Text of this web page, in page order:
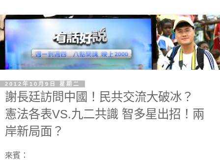
2012年10月9日 星期二
謝長廷訪問中國！民共交流大破冰？
憲法各表VS.九二共識 智多星出招！兩
岸新局面？
來賓：